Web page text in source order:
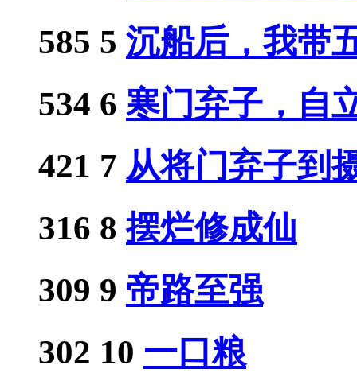
585 5 沉船后，我带
534 6 寒门弃子，自
421 7 从将门弃子到
316 8 摆烂修成仙
309 9 帝路至强
302 10 一口粮